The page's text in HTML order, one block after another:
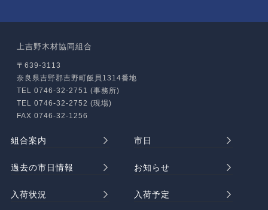
上吉野木材協同組合
〒639-3113
奈良県吉野郡吉野町飯貝1314番地
TEL 0746-32-2751 (事務所)
TEL 0746-32-2752 (現場)
FAX 0746-32-1256
組合案内 市日
過去の市日情報 お知らせ
入荷状況 入荷予定